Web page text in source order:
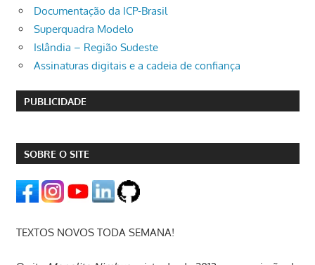
Documentação da ICP-Brasil
Superquadra Modelo
Islândia – Região Sudeste
Assinaturas digitais e a cadeia de confiança
PUBLICIDADE
SOBRE O SITE
TEXTOS NOVOS TODA SEMANA!